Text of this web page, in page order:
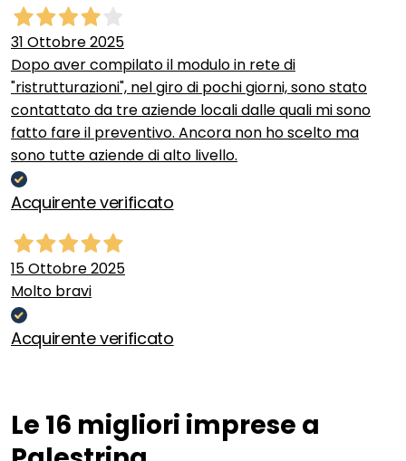
31 Ottobre 2025
Dopo aver compilato il modulo in rete di
"ristrutturazioni", nel giro di pochi giorni, sono stato
contattato da tre aziende locali dalle quali mi sono
fatto fare il preventivo. Ancora non ho scelto ma
sono tutte aziende di alto livello.
Acquirente verificato
15 Ottobre 2025
Molto bravi
Acquirente verificato
Le 16 migliori imprese a